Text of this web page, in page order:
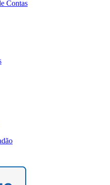
Contas